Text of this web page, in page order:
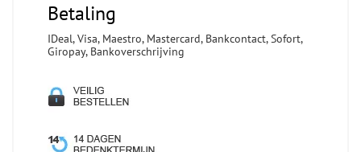
Betaling
IDeal, Visa, Maestro, Mastercard, Bankcontact, Sofort,
Giropay, Bankoverschrijving